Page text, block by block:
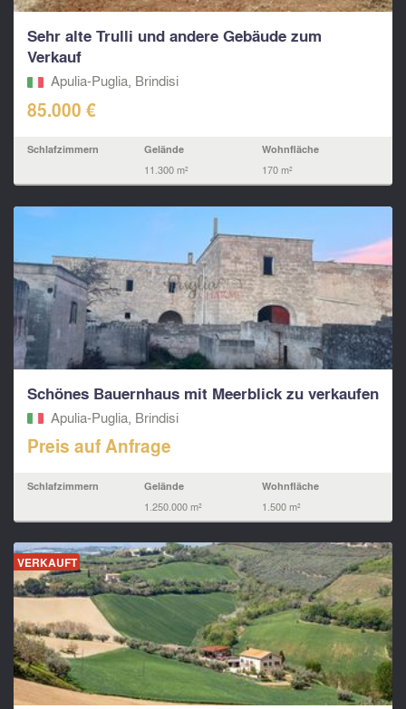
Sehr alte Trulli und andere Gebäude zum
Verkauf
Apulia-Puglia, Brindisi
85.000 €
Schlafzimmern Gelände
11.300 m²
Wohnfläche
170 m²
Schönes Bauernhaus mit Meerblick zu verkaufen
Apulia-Puglia, Brindisi
Preis auf Anfrage
Schlafzimmern Gelände
1.250.000 m²
Wohnfläche
1.500 m²
VERKAUFT